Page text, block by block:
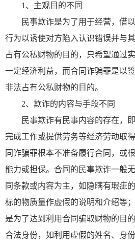
1、主观目的不同
民事欺诈是为了用于经营，借
行为以诱使对方陷入认识错误并与
占有公私财物的目的，只希望通过
一定经济利益，而合同诈骗罪是以
非法占有公私财物的目的。
2、欺诈的内容与手段不同
民事欺诈有民事内容的存在，
完成工作或提供劳务等经济劳动取
同诈骗罪根本不准备履行合同，或
能力或担保。合同的民事欺诈一般
同条款或内容为主，如隐瞒有瑕疵
标的物质量作虚假的说明和介绍等
是为了达到利用合同骗取财物的目
合法身份，如利用虚假的姓名、身